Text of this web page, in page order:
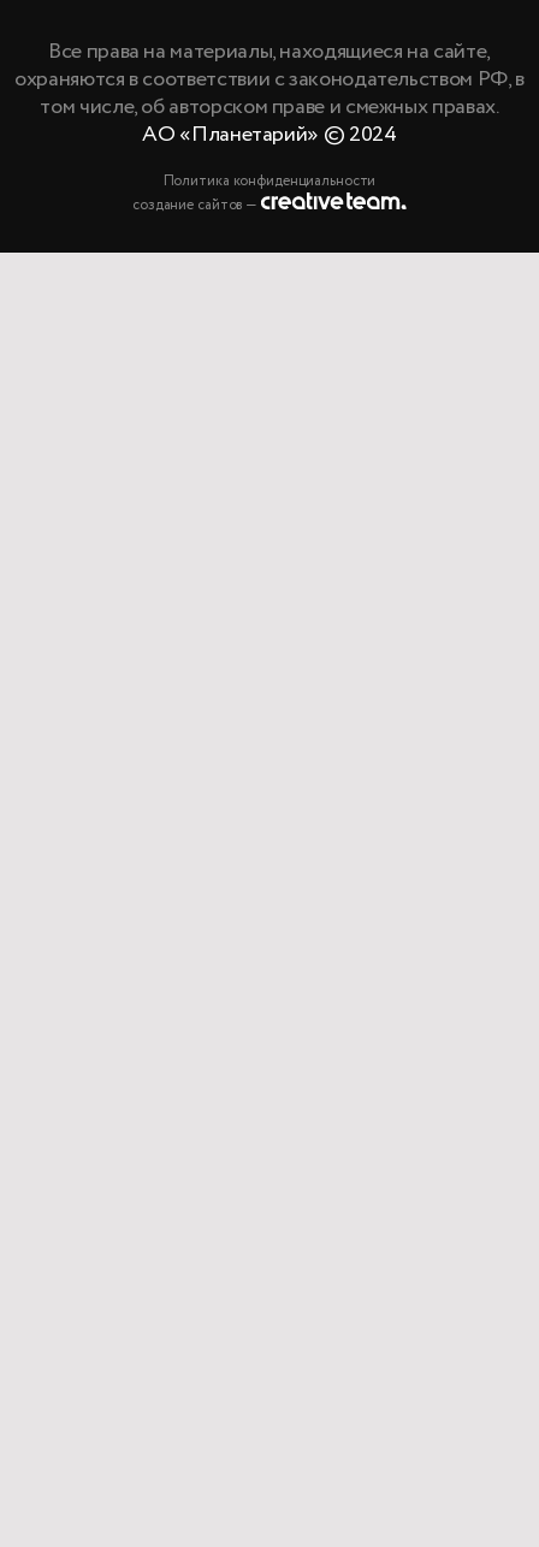
Все права на материалы, находящиеся на сайте,
охраняются в соответствии с законодательством РФ, в
том числе, об авторском праве и смежных правах.
АО «Планетарий» © 2024
Политика конфиденциальности
создание сайтов —